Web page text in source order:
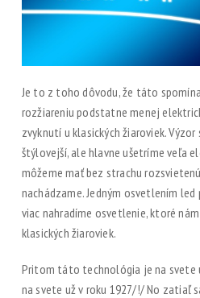
Je to z toho dôvodu, že táto
rozžiareniu podstatne menej
zvyknutí u klasických žiaroviek.
štýlovejší, ale hlavne ušetríme veľa
môžeme mať bez strachu
nachádzame. Jedným osvetlením
viac nahradíme osvetlenie, ktoré
klasických žiaroviek.
Pritom táto technológia je na svete
na svete už v roku 1927/!/ No zatiaľ